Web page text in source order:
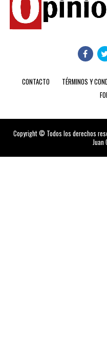
CONTACTO TÉRMINOS Y
Copyright © Todos los derechos
Juan